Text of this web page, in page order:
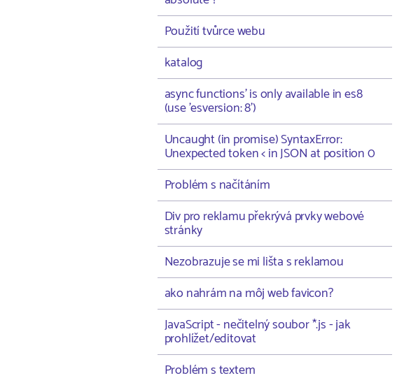
Použití tvůrce webu
katalog
async functions' is only available in es8
(use 'esversion: 8')
Uncaught (in promise) SyntaxError:
Unexpected token < in JSON at position 0
Problém s načítáním
Div pro reklamu překrývá prvky webové
stránky
Nezobrazuje se mi lišta s reklamou
ako nahrám na môj web favicon?
JavaScript - nečitelný soubor *.js - jak
prohlížet/editovat
Problém s textem